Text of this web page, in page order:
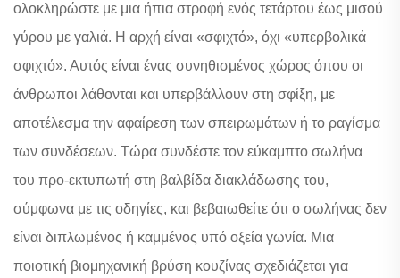
ολοκληρώστε με μια ήπια στροφή ενός τετάρτου έως μισού
γύρου με γαλιά. Η αρχή είναι «σφιχτό», όχι «υπερβολικά
σφιχτό». Αυτός είναι ένας συνηθισμένος χώρος όπου οι
άνθρωποι λάθονται και υπερβάλλουν στη σφίξη, με
αποτέλεσμα την αφαίρεση των σπειρωμάτων ή το ραγίσμα
των συνδέσεων. Τώρα συνδέστε τον εύκαμπτο σωλήνα
του προ-εκτυπωτή στη βαλβίδα διακλάδωσης του,
σύμφωνα με τις οδηγίες, και βεβαιωθείτε ότι ο σωλήνας δεν
είναι διπλωμένος ή καμμένος υπό οξεία γωνία. Μια
ποιοτική βιομηχανική βρύση κουζίνας σχεδιάζεται για